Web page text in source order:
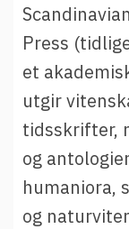
Om Feide
Om Feide
Logg inn
Kontakt oss
Arrangementer
o
n
Press
et
utgir
tidsskrifter,
og
humaniora,
og